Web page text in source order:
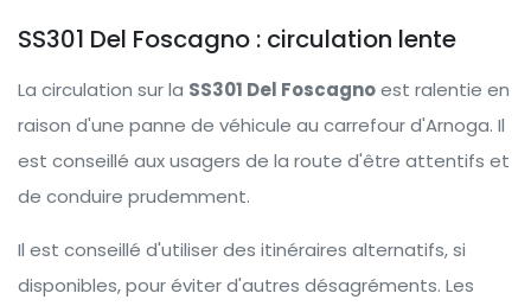
SS301 Del Foscagno : circulation lente
La circulation sur la SS301 Del Foscagnoest ralentie en
raison d'une panne de véhicule au carrefour d'Arnoga. Il
est conseillé aux usagers de la route d'être attentifs et
de conduire prudemment.
Il est conseillé d'utiliser des itinéraires alternatifs, si
disponibles, pour éviter d'autres désagréments. Les